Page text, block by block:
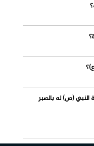
(ص) له بالصبر